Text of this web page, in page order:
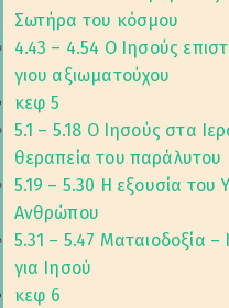
Σωτήρα του κόσμου
4.43 – 4.54 Ο Ιησούς
γιου αξιωματούχου
κεφ 5
5.1 – 5.18 Ο Ιησούς στα
θεραπεία του παράλυτου
5.19 – 5.30 Η εξουσία του
Ανθρώπου
5.31 – 5.47 Ματαιοδοξία
για Ιησού
κεφ 6